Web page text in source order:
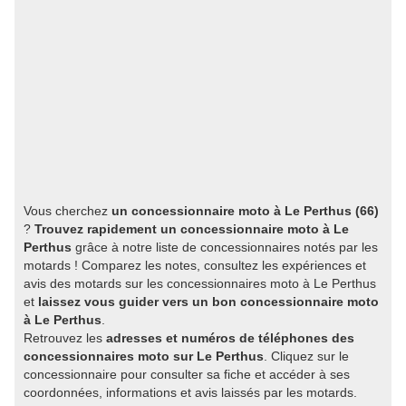
Vous cherchez un concessionnaire moto à Le Perthus (66)
? Trouvez rapidement un concessionnaire moto à Le
Perthus grâce à notre liste de concessionnaires notés par les
motards ! Comparez les notes, consultez les expériences et
avis des motards sur les concessionnaires moto à Le Perthus
et laissez vous guider vers un bon concessionnaire moto
à Le Perthus
Retrouvez les adresses et numéros de téléphones des
concessionnaires moto sur Le Perthus . Cliquez sur le
concessionnaire pour consulter sa fiche et accéder à ses
coordonnées, informations et avis laissés par les motards.